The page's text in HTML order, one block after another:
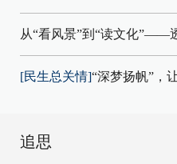
从“看风景”到“读文化”——
[民生总关情]“深梦扬帆”，
追思